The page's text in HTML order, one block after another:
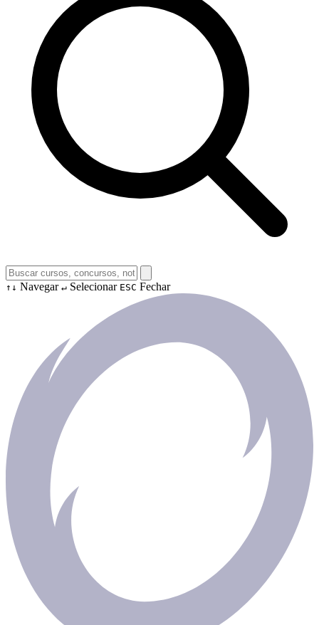
↑↓ Navegar ↵ Selecionar ESC Fechar